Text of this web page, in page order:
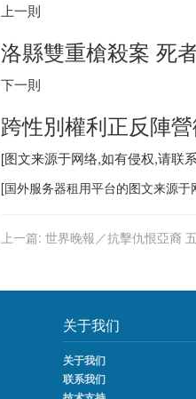
上一則
洛縣雙重槍殺案 死
下一則
跨性別權利正反陣
[图文来源于网络,如有侵权,请联
[国外服务器租用平台的图文来源
上一篇: 世界晚報／抗擊仇恨亞裔
关于我们
关于我们
联系我们